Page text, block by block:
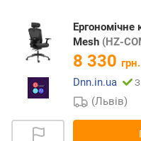
Ергономічне
Mesh (HZ-
8 330 грн.
Dnn.in.ua
(Львів)